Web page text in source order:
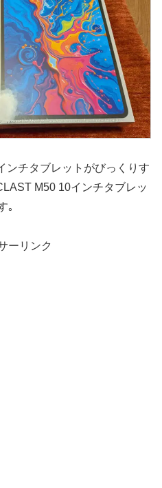
ンチタブレットがびっくりす
M50 10インチタブレッ
｡
ーリンク